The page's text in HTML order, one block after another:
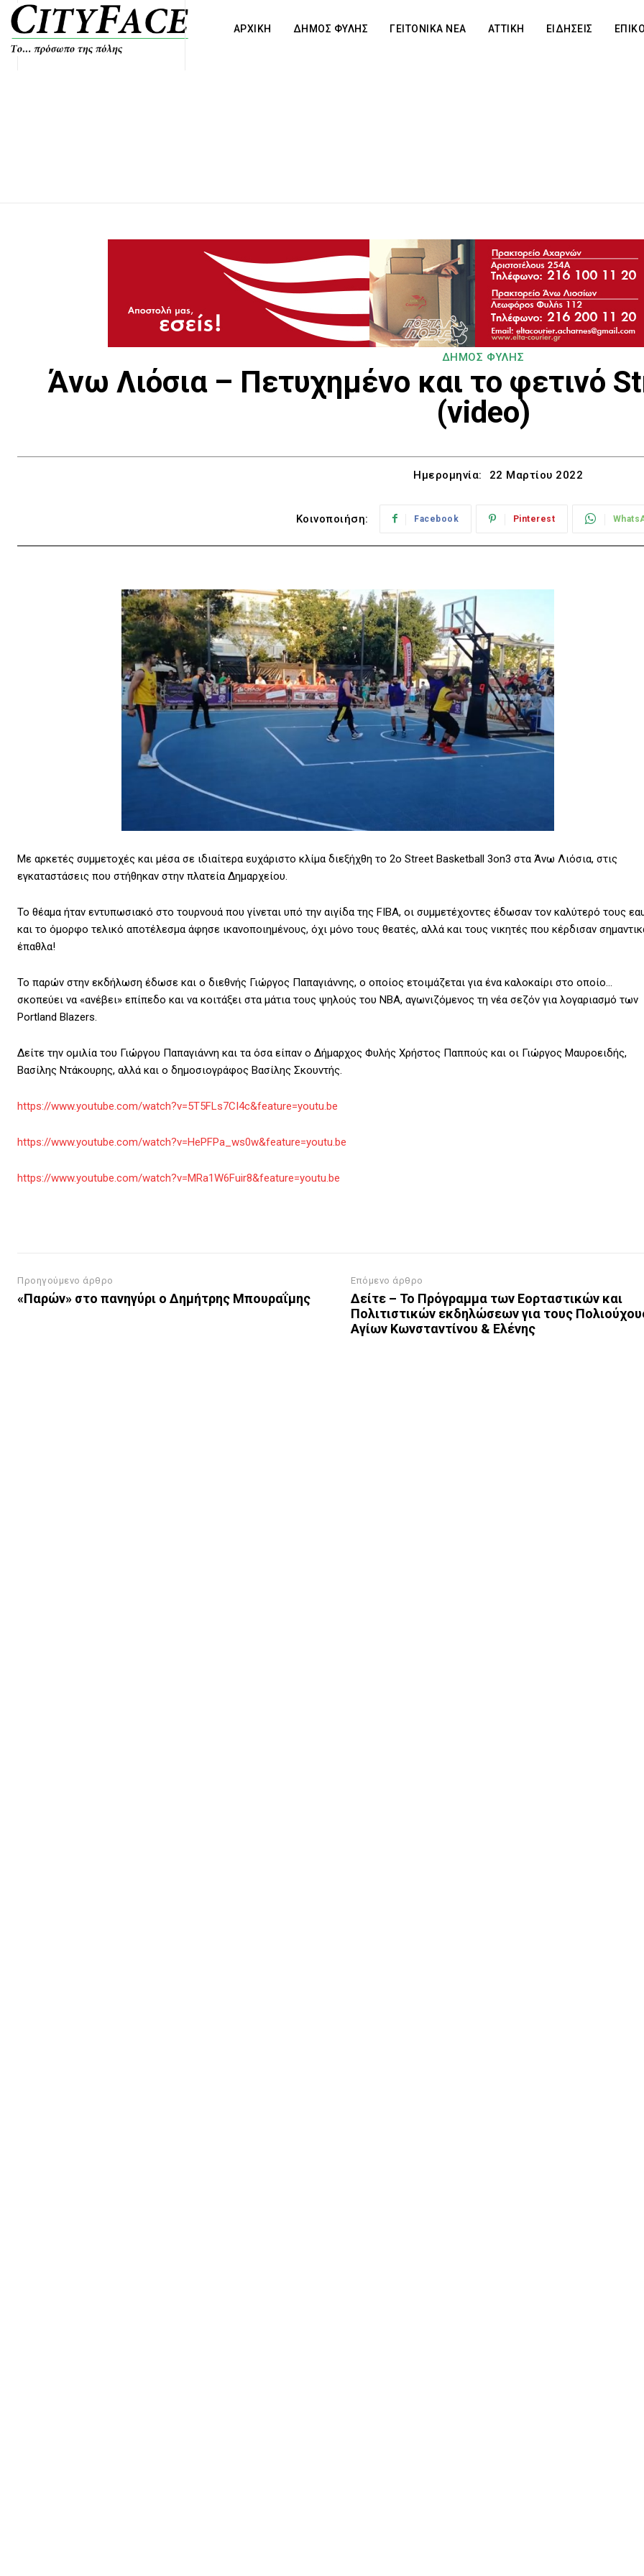
ΑΡΧΙΚΗ ΔΗΜΟΣ ΦΥΛΗΣ ΓΕΙΤΟΝΙΚΑ ΝΕΑ ΑΤΤΙΚΗ ΕΙΔΗΣΕΙΣ
ΔΗΜΟΣ ΦΥΛΗΣ
Άνω Λιόσια – Πετυχημένο και το φετινό
(video)
Ημερομηνία: 22 Μαρτίου 2022
Κοινοποιήση: Facebook Pinterest
Με αρκετές συμμετοχές και μέσα σε ιδιαίτερα ευχάριστο κλίμα διεξήχθη το 2ο Street Basketball 3on3 στα Άνω Λιόσια, στις
εγκαταστάσεις που στήθηκαν στην πλατεία Δημαρχείου.
Το θέαμα ήταν εντυπωσιακό στο τουρνουά που γίνεται υπό την αιγίδα της FIBA, οι συμμετέχοντες έδωσαν τον καλύτερό τους
και το όμορφο τελικό αποτέλεσμα άφησε ικανοποιημένους, όχι μόνο τους θεατές, αλλά και τους νικητές που κέρδισαν
έπαθλα!
Το παρών στην εκδήλωση έδωσε και ο διεθνής Γιώργος Παπαγιάννης, ο οποίος ετοιμάζεται για ένα καλοκαίρι στο οποίο…
σκοπεύει να «ανέβει» επίπεδο και να κοιτάξει στα μάτια τους ψηλούς του ΝΒΑ, αγωνιζόμενος τη νέα σεζόν για λογαριασμό των
Portland Blazers.
Δείτε την ομιλία του Γιώργου Παπαγιάννη και τα όσα είπαν ο Δήμαρχος Φυλής Χρήστος Παππούς και οι Γιώργος Μαυροειδής,
Βασίλης Ντάκουρης, αλλά και ο δημοσιογράφος Βασίλης Σκουντής.
https://www.youtube.com/watch?v=5T5FLs7CI4c&feature=youtu.be
https://www.youtube.com/watch?v=HePFPa_ws0w&feature=youtu.be
https://www.youtube.com/watch?v=MRa1W6Fuir8&feature=youtu.be
Προηγούμενο άρθρο
«Παρών» στο πανηγύρι ο Δημήτρης Μπουραΐμης
Επόμενο άρθρο
Δείτε – Το Πρόγραμμα των Εορταστικών και
Πολιτιστικών εκδηλώσεων για τους
Αγίων Κωνσταντίνου & Ελένης